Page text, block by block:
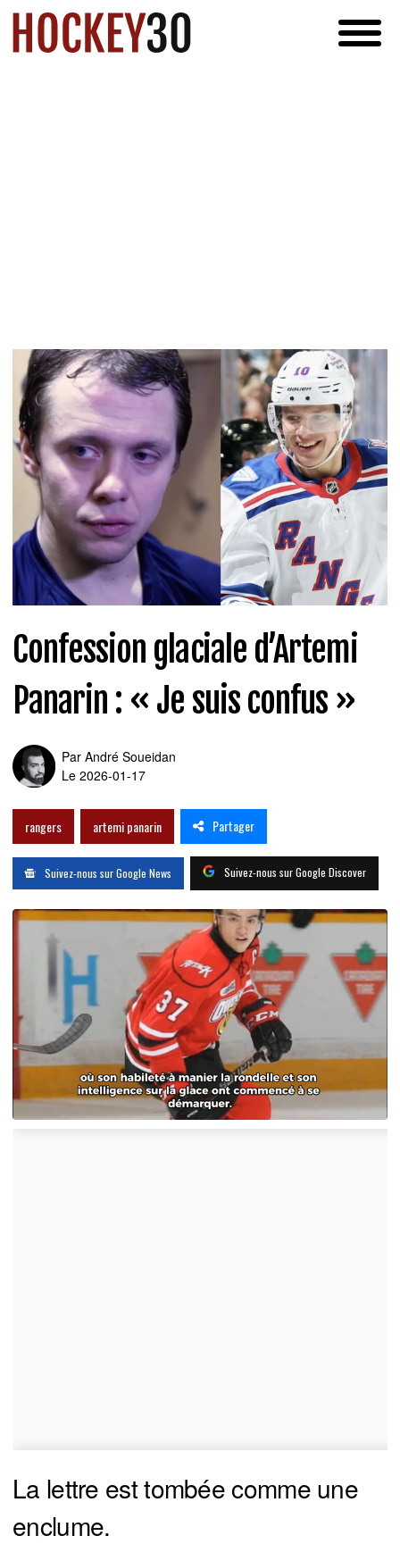
Confession glaciale d’Artemi
Panarin : « Je suis confus »
Par André Soueidan
Le 2026-01-17
rangers artemi panarin Partager
Suivez-nous sur Google News Suivez-nous sur Google Discover
La lettre est tombée comme une
enclume.